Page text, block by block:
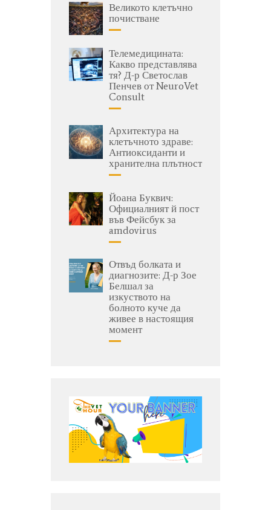
Великото клетъчно
почистване
Телемедицината:
Какво представлява
тя? Д-р Светослав
Пенчев от NeuroVet
Consult
Архитектура на
клетъчното здраве:
Антиоксиданти и
хранителна плътност
Йоана Буквич:
Официалният й пост
във Фейсбук за
amdovirus
Отвъд болката и
диагнозите: Д-р Зое
Белшал за
изкуството на
болното куче да
живее в настоящия
момент